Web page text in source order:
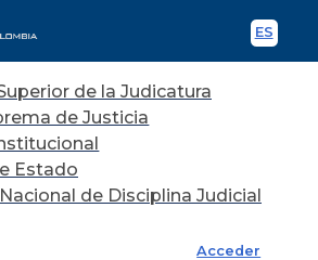
ES
Acceder